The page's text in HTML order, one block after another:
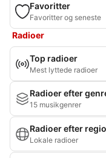
Favoritter
Favoritter og seneste
Radioer
Top radioer
Mest lyttede radioer
Radioer efter
15 musikgenrer
Radioer efter
Lokale radioer